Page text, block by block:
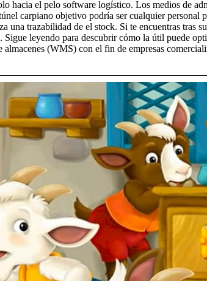
hacia el pelo software logístico. Los medios de
carpiano objetivo podrí­a ser cualquier personal
una trazabilidad de el stock. Si te encuentras tras
leyendo para descubrir cómo la útil puede
(WMS) con el fin de empresas